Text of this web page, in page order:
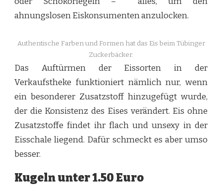
ahnungslosen Eiskonsumenten anzulocken.
Authentische Farben und Formen hat das Eis beim Tübinger
Zuckerbäcker.
Das Auftürmen der Eissorten in der
Verkaufstheke funktioniert nämlich nur, wenn
ein besonderer Zusatzstoff hinzugefügt wurde,
der die Konsistenz des Eises verändert. Eis ohne
Zusatzstoffe findet ihr flach und unsexy in der
Eisschale liegend. Dafür schmeckt es aber umso
besser.
Kugeln unter 1.50 Euro